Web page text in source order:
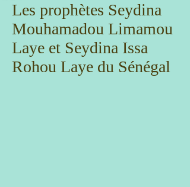
Les prophètes Seydina
Mouhamadou Limamou
Laye et Seydina Issa
Rohou Laye du Sénégal